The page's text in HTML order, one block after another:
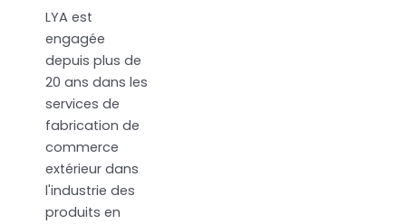
LYA est
engagée
depuis plus de
20 ans dans les
services de
fabrication de
commerce
extérieur dans
l'industrie des
produits en